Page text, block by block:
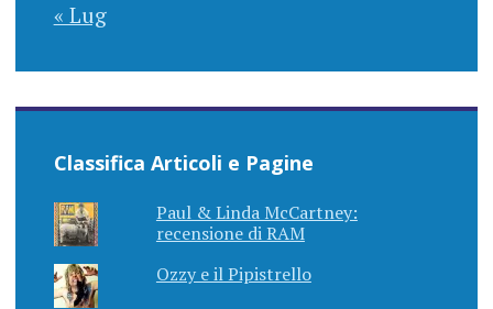
« Lug
Classifica Articoli e Pagine
Paul & Linda McCartney:
recensione di RAM
Ozzy e il Pipistrello